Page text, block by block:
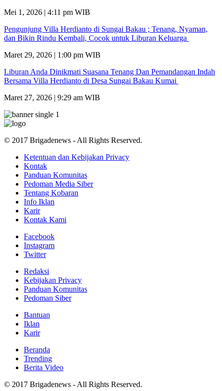
Mei 1, 2026 | 4:11 pm WIB
Pengunjung Villa Herdianto di Sungai Bakau ; Tenang, Nyaman,
dan Bikin Rindu Kembali, Cocok untuk Liburan Keluarga
Maret 29, 2026 | 1:00 pm WIB
Liburan Anda Dinikmati Suasana Tenang Dan Pemandangan Indah
Bersama Villa Herdianto di Desa Sungai Bakau Kumai
Maret 27, 2026 | 9:29 am WIB
© 2017 Brigadenews - All Rights Reserved.
Ketentuan dan Kebijakan Privacy
Kontak
Panduan Komunitas
Pedoman Media Siber
Tentang Kobaran
Info Iklan
Karir
Kontak Kami
Facebook
Instagram
Twitter
Redaksi
Kebijakan Privacy
Panduan Komunitas
Pedoman Siber
Bantuan
Iklan
Karir
Beranda
Trending
Berita Video
© 2017 Brigadenews - All Rights Reserved.